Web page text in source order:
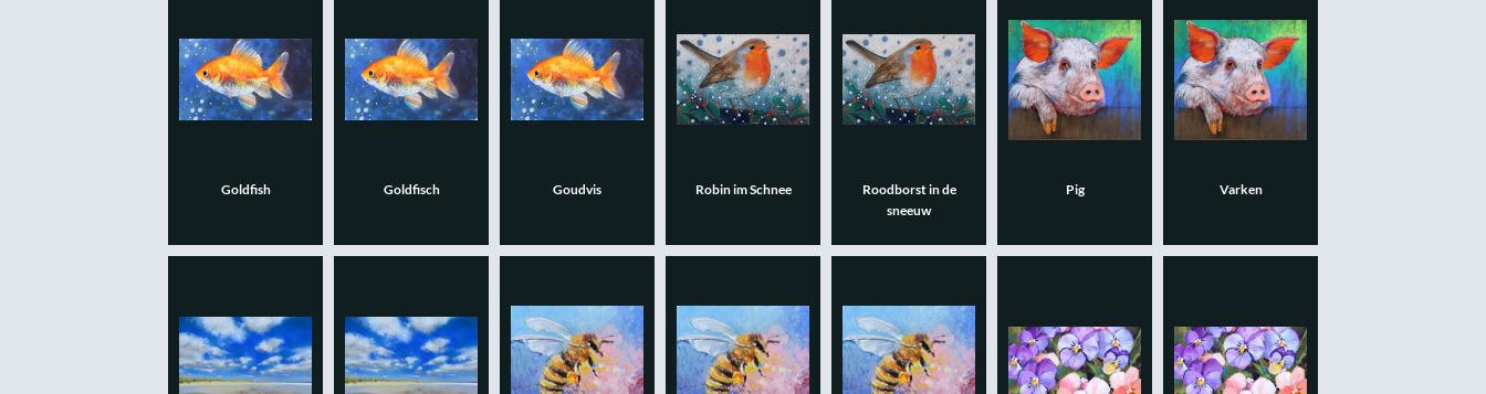
Goldfish Goldfisch Goudvis Robin im Schnee
Roodborst in de
sneeuw
Pig Varken